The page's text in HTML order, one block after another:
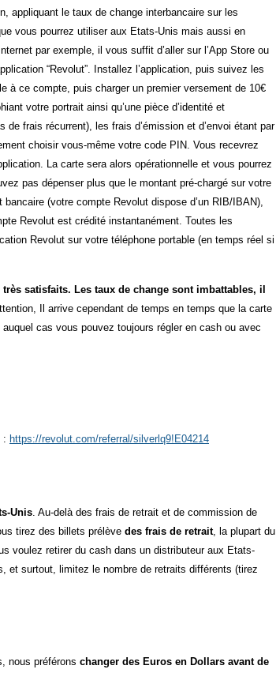
appliquant le taux de change interbancaire sur les
vous pourrez utiliser aux Etats-Unis mais aussi en
par exemple, il vous suffit d’aller sur l’App Store ou
“Revolut”. Installez l’application, puis suivez les
à ce compte, puis charger un premier versement de 10€
votre portrait ainsi qu’une pièce d’identité et
frais récurrent), les frais d’émission et d’envoi étant par
choisir vous-même votre code PIN. Vous recevrez
La carte sera alors opérationnelle et vous pourrez
pas dépenser plus que le montant pré-chargé sur votre
(votre compte Revolut dispose d’un RIB/IBAN),
Revolut est crédité instantanément. Toutes les
Revolut sur votre téléphone portable (en temps réel si
satisfaits. Les taux de change sont imbattables, il
Il arrive cependant de temps en temps que la carte
cas vous pouvez toujours régler en cash ou avec
: https://revolut.com/referral/silverlq9!E04214
Unis. Au-delà des frais de retrait et de commission de
tirez des billets prélève des frais de retrait, la plupart du
voulez retirer du cash dans un distributeur aux Etats-
et surtout, limitez le nombre de retraits différents (tirez
nous préférons changer des Euros en Dollars avant de